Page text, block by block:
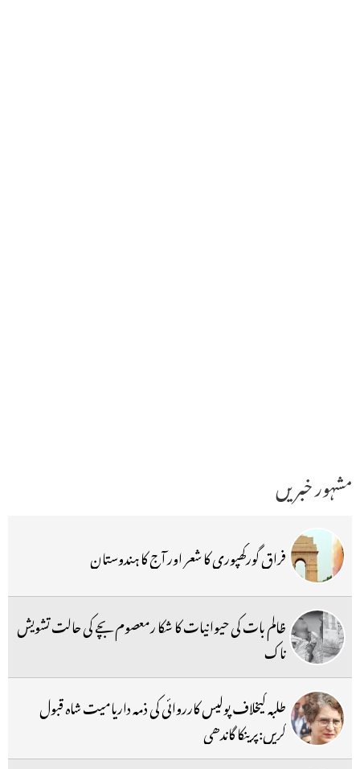
مشہور خبریں
فراق گورکھپوری کا شعر اور آج کا ہندوستان
ظالم بات کی حیوانیات کا شکا رمعصوم بچے کی حالت تشویش
ناک
طلبہ کیخلاف پولیس کارروائی کی ذمہ داریامیت شاہ قبول
کریں:پرینکا گاندھی